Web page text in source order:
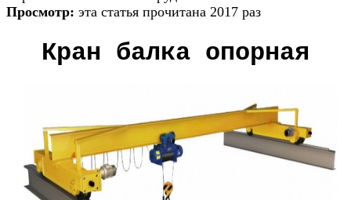
Просмотр: эта статья прочитана 2017 раз
Кран балка опорная